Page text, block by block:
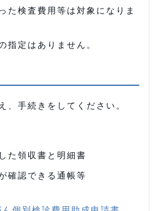
た検査費用等は対象になりま
指定はありません。
、手続きをしてください。
た領収書と明細書
確認できる通帳等